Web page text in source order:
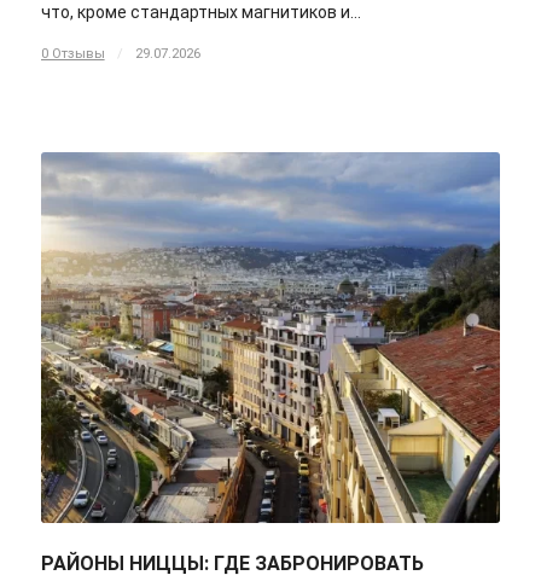
что, кроме стандартных магнитиков и…
0 Отзывы / 29.07.2026
РАЙОНЫ НИЦЦЫ: ГДЕ ЗАБРОНИРОВАТЬ